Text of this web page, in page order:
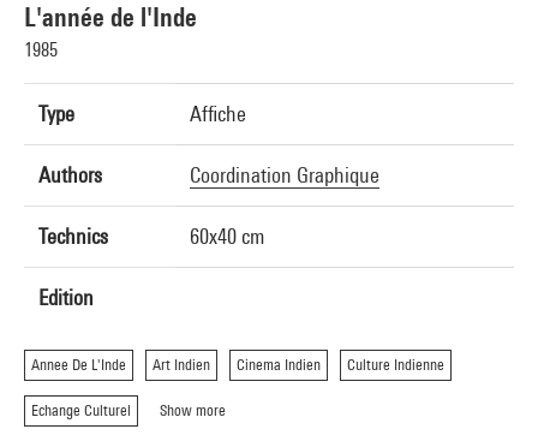
L'année de l'Inde
1985
Type Affiche
Authors Coordination Graphique
Technics 60x40 cm
Edition
Annee De L'Inde Art Indien Cinema Indien Culture Indienne
Echange Culturel Show more